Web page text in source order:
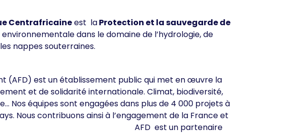
Centrafricaineest laProtection et la sauvegarde de
dans le domaine de l’hydrologie, de
nappes souterraines.
(AFD) est un établissement public qui met en œuvre la
et de solidarité internationale. Climat, biodiversité,
Nos équipes sont engagées dans plus de 4 000 projets à
Nous contribuons ainsi à l’engagement de la France et
est un partenaire